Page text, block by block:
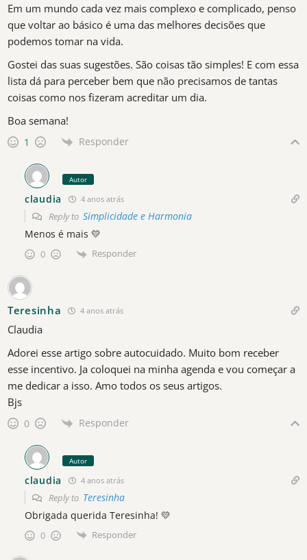
Em um mundo cada vez mais complexo e complicado, penso
que voltar ao básico é uma das melhores decisões que
podemos tomar na vida.
Gostei das suas sugestões. São coisas tão simples! E com essa
lista dá para perceber bem que não precisamos de tantas
coisas como nos fizeram acreditar um dia.
Boa semana!
1 Responder
Autor
claudia 4 anos atrás
Reply to Simplicidade e Harmonia
Menos é mais 💛
0 Responder
Teresinha 4 anos atrás
Claudia
Adorei esse artigo sobre autocuidado. Muito bom receber
esse incentivo. Ja coloquei na minha agenda e vou começar a
me dedicar a isso. Amo todos os seus artigos.
Bjs
0 Responder
Autor
claudia 4 anos atrás
Reply to Teresinha
Obrigada querida Teresinha! 💛
0 Responder